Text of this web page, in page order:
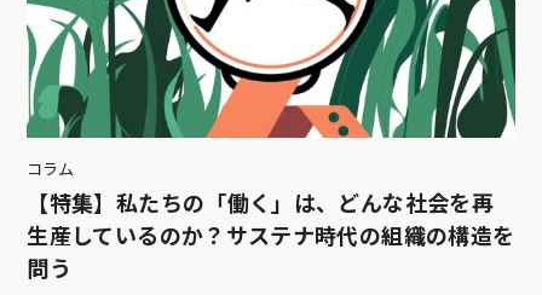
コラム
【特集】私たちの「働く」は、どんな社会を再
生産しているのか？サステナ時代の組織の構造を
問う